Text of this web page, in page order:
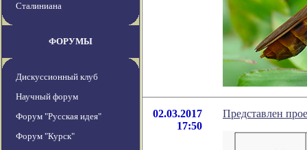
Сталиниана
ФОРУМЫ
Дискуссионный клуб
Научный форум
Форум "Русская идея"
Форум "Курск"
02.03.2017
17:50
Представлен